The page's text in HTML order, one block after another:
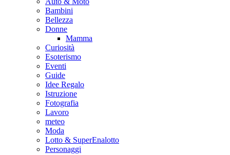
Bambini
Bellezza
Donne
Mamma
Curiosità
Esoterismo
Eventi
Guide
Idee Regalo
Istruzione
Fotografia
Lavoro
meteo
Moda
Lotto & SuperEnalotto
Personaggi